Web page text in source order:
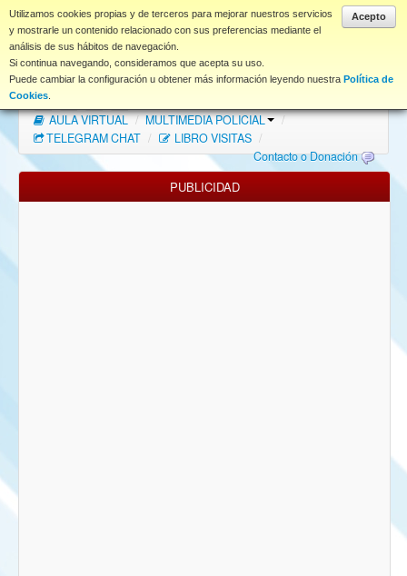
Acepto
Utilizamos cookies propias y de terceros para mejorar nuestros servicios
y mostrarle un contenido relacionado con sus preferencias mediante el
análisis de sus hábitos de navegación.
Si continua navegando, consideramos que acepta su uso.
Puede cambiar la configuración u obtener más información leyendo nuestra Política de
Cookies
www.coet.es
Portal
Índice Foros
FAQ
NORMAS FORO
Descargas
AULA VIRTUAL / MULTIMEDIA POLICIAL
/
TELEGRAM CHAT / LIBRO VISITAS /
Contacto o Donación
PUBLICIDAD